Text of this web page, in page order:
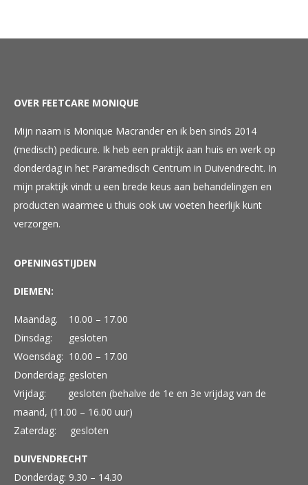
OVER FEETCARE MONIQUE
Mijn naam is Monique Macrander en ik ben sinds 2014
(medisch) pedicure. Ik heb een praktijk aan huis en werk op
donderdag in het Paramedisch Centrum in Duivendrecht. In
mijn praktijk vindt u een brede keus aan behandelingen en
producten waarmee u thuis ook uw voeten heerlijk kunt
verzorgen.
OPENINGSTIJDEN
DIEMEN:
Maandag. 10.00 – 17.00
Dinsdag: gesloten
Woensdag: 10.00 – 17.00
Donderdag: gesloten
Vrijdag: gesloten (behalve de 1e en 3e vrijdag van de
maand, (11.00 – 16.00 uur)
Zaterdag: gesloten
DUIVENDRECHT
Donderdag: 9.30 – 14.30